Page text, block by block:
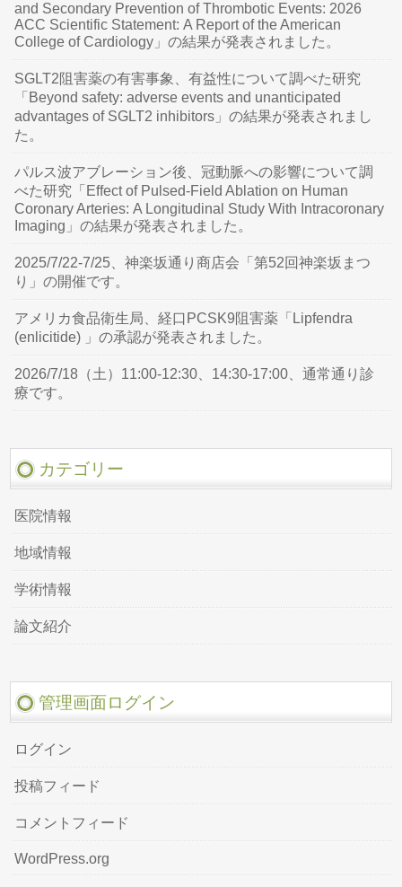
and Secondary Prevention of Thrombotic Events: 2026
ACC Scientific Statement: A Report of the American
College of Cardiology」の結果が発表されました。
SGLT2阻害薬の有害事象、有益性について調べた研究
「Beyond safety: adverse events and unanticipated
advantages of SGLT2 inhibitors」の結果が発表されまし
た。
パルス波アブレーション後、冠動脈への影響について調
べた研究「Effect of Pulsed-Field Ablation on Human
Coronary Arteries: A Longitudinal Study With Intracoronary
Imaging」の結果が発表されました。
2025/7/22-7/25、神楽坂通り商店会「第52回神楽坂まつ
り」の開催です。
アメリカ食品衛生局、経口PCSK9阻害薬「Lipfendra
(enlicitide) 」の承認が発表されました。
2026/7/18（土）11:00-12:30、14:30-17:00、通常通り診
療です。
カテゴリー
医院情報
地域情報
学術情報
論文紹介
管理画面ログイン
ログイン
投稿フィード
コメントフィード
WordPress.org